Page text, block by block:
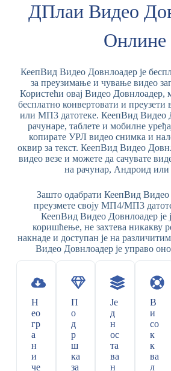
ДПлаи Видео
Онлине
КеепВид Видео Довнлоадер је
за преузимање и чување видео
Користећи овај Видео Довнлоадер,
бесплатно конвертовати и
или МП3 датотеке. КеепВид Видео
рачунаре, таблете и мобилне
копирате УРЛ видео снимка и
оквир за текст. КеепВид Видео
видео везе и можете да сачувате
на рачунар, Андроид
Зашто одабрати КеепВид Видео
преузмете своју МП4/МП3
КеепВид Видео Довнлоадер је
коришћење, не захтева никакву
накнаде и доступан је на
Видео Довнлоадер је управо
Н
ео
гр
а
н
и
че
П
о
д
р
ш
ка
за
Је
д
н
ос
та
ва
н
В
и
со
к
к
ва
л